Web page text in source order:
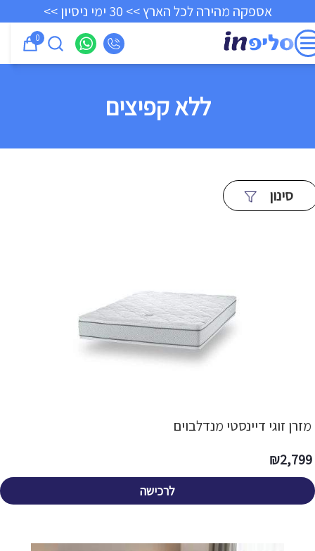
אספקה מהירה לכל הארץ >> 30 ימי ניסיון >>
0
ללא קפיצים
סינון
מזרן זוגי דיינסטי מנדלבוים
2,799
₪
לרכישה